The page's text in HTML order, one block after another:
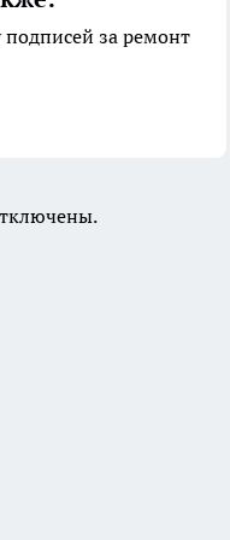
за ремонт